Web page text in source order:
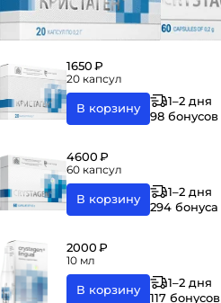
1650 ₽
20 капсул
В корзину
1–2 дня
98 бонусов
4600 ₽
60 капсул
В корзину
1–2 дня
294 бонуса
2000 ₽
10 мл
В корзину
1–2 дня
117 бонусов